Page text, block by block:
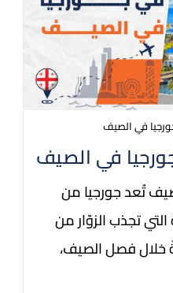
في الصيف
في الصيف
تُعد جورجيا من
التي تجذب الزوّار من
خلال فصل الصيف،